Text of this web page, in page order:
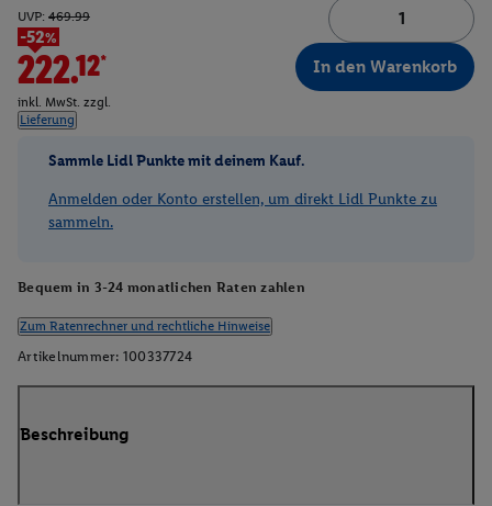
UVP: 469.99
-52%
222.12*
inkl. MwSt. zzgl.
Lieferung
In den Warenkorb
Sammle Lidl Punkte mit deinem Kauf.
Anmelden oder Konto erstellen, um direkt Lidl Punkte zu
sammeln.
Bequem in 3-24 monatlichen Raten zahlen
Zum Ratenrechner und rechtliche Hinweise
Artikelnummer: 100337724
Beschreibung